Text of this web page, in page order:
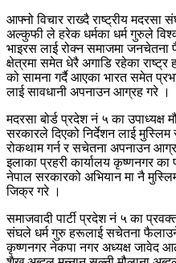
आफ्नो विचार राख्दै राष्ट्रीय मदरसा
अल्कुफी ले हरेक धर्मका धर्म गुरुले
भाइरस लाई रोक्न समाजमा जनचेतना
क्षेत्रमा समेत धेरै अगाडि रहेका
को सामना गर्दै आएका भारत समेत
लाई सावधानी अपनाउन आग्रह गरे ।
मदरसा बोर्ड प्रदेश नं ५ का उपाध्यक्ष
सरकारले दिएको निर्देशन लाई
रोकथाम गर्न र सचेतना अपनाउन
इलाका प्रहरी कार्यालय कृष्णनगर का
नेपाल सरकारको अभियान मा नै
जिक्र गरे ।
समाजवादी पार्टी प्रदेश नं ५ का
संघले धर्म गुरु हरूलाई सचेतना
कृष्णनगर नेकपा नगर अध्यक्ष जावेद